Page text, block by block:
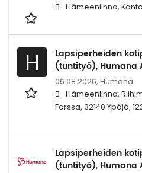
Hämeenlinna,
H
Lapsiperheiden
(tuntityö), Humana
06.08.2026, Humana
Hämeenlinna,
Forssa, 32140 Ypäjä,
Lapsiperheiden
(tuntityö), Humana